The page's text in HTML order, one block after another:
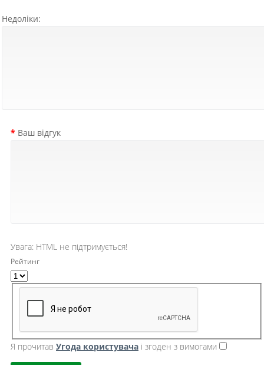
Недоліки:
Ваш відгук
Увага: HTML не підтримується!
Рейтинг
Я прочитав Угода користувача і згоден з вимогами